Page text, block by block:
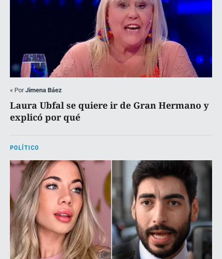
« PorJimena Báez
Laura Ubfal se quiere ir de Gran Hermano y
explicó por qué
POLÍTICO